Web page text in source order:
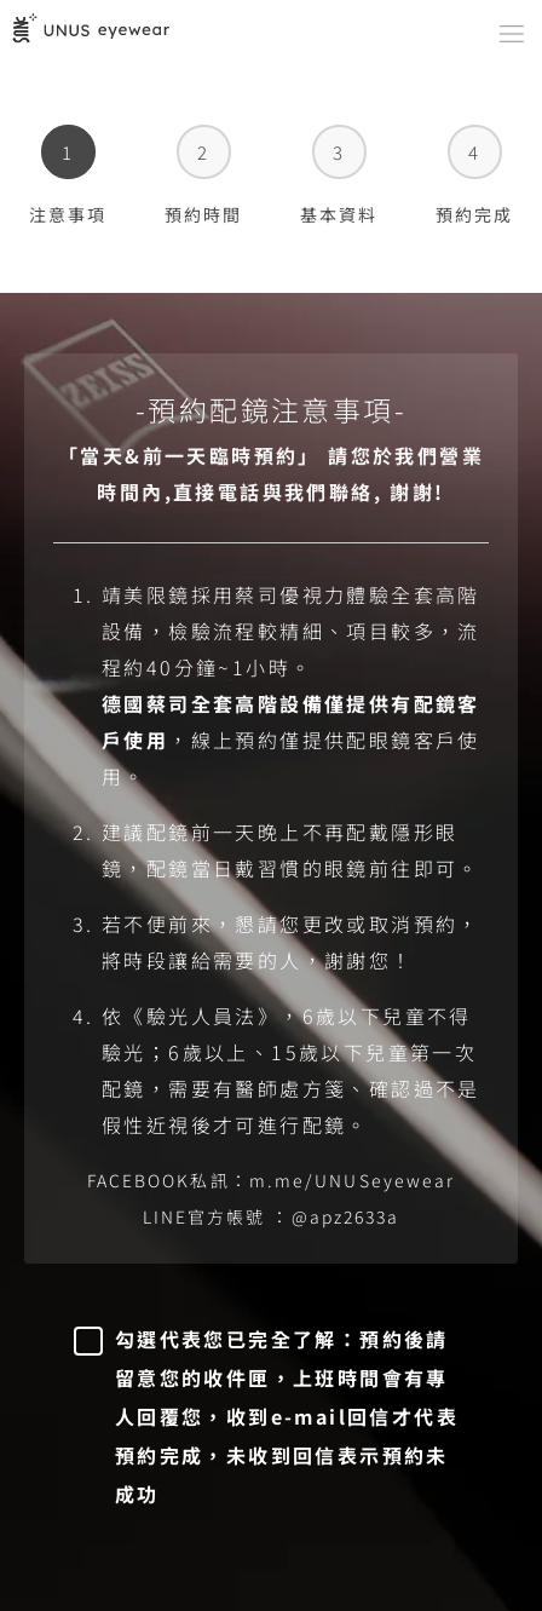
1
注意事項
2
預約時間
3
基本資料
4
預約完成
-預約配鏡注意事項-
「當天&前一天臨時預約」 請您於我們營業
時間內,直接電話與我們聯絡, 謝謝!
靖美限鏡採用蔡司優視力體驗全套高階
設備，檢驗流程較精細、項目較多，流
程約40分鐘~1小時。
德國蔡司全套高階設備僅提供有配鏡客
戶使用 ，線上預約僅提供配眼鏡客戶使
用。
建議配鏡前一天晚上不再配戴隱形眼
鏡，配鏡當日戴習慣的眼鏡前往即可。
若不便前來，懇請您更改或取消預約，
將時段讓給需要的人，謝謝您！
依《驗光人員法》，6歲以下兒童不得
驗光；6歲以上、15歲以下兒童第一次
配鏡，需要有醫師處方箋、確認過不是
假性近視後才可進行配鏡。
FACEBOOK私訊：m.me/UNUSeyewear
LINE官方帳號 ：@apz2633a
勾選代表您已完全了解：預約後請
留意您的收件匣，上班時間會有專
人回覆您，收到e-mail回信才代表
預約完成，未收到回信表示預約未
成功